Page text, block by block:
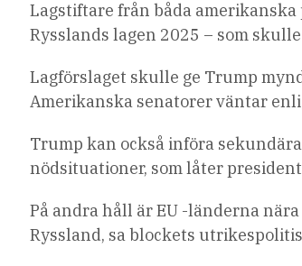
Lagstiftare från båda
Rysslands lagen 2025 – som
Lagförslaget skulle ge Trump
Amerikanska senatorer väntar
Trump kan också införa
nödsituationer, som låter
På andra håll är EU -länderna
Ryssland, sa blockets